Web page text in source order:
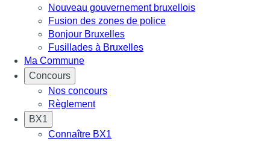
Nouveau gouvernement bruxellois
Fusion des zones de police
Bonjour Bruxelles
Fusillades à Bruxelles
Ma Commune
Concours
Nos concours
Règlement
BX1
Connaître BX1